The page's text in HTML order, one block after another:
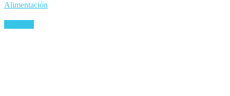
Alimentación